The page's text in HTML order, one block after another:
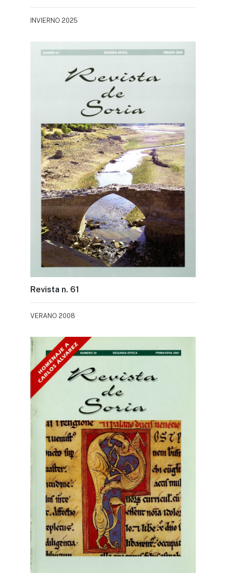
INVIERNO 2025
Revista n. 61
VERANO 2008